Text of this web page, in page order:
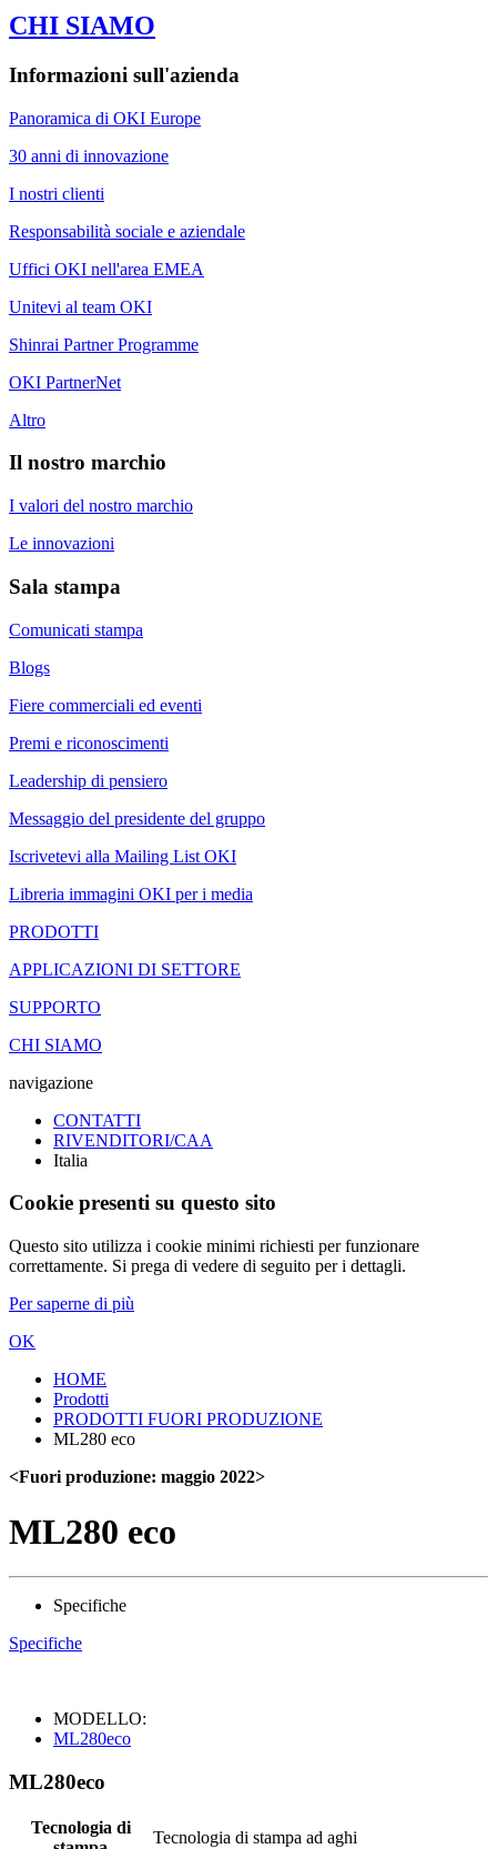
CHI SIAMO
Informazioni sull'azienda
Panoramica di OKI Europe
30 anni di innovazione
I nostri clienti
Responsabilità sociale e aziendale
Uffici OKI nell'area EMEA
Unitevi al team OKI
Shinrai Partner Programme
OKI PartnerNet
Altro
Il nostro marchio
I valori del nostro marchio
Le innovazioni
Sala stampa
Comunicati stampa
Blogs
Fiere commerciali ed eventi
Premi e riconoscimenti
Leadership di pensiero
Messaggio del presidente del gruppo
Iscrivetevi alla Mailing List OKI
Libreria immagini OKI per i media
PRODOTTI
APPLICAZIONI DI SETTORE
SUPPORTO
CHI SIAMO
navigazione
CONTATTI
RIVENDITORI/CAA
Italia
Cookie presenti su questo sito
Questo sito utilizza i cookie minimi richiesti per funzionare
correttamente. Si prega di vedere di seguito per i dettagli.
Per saperne di più
OK
HOME
Prodotti
PRODOTTI FUORI PRODUZIONE
ML280 eco
<Fuori produzione: maggio 2022>
ML280 eco
Specifiche
Specifiche
MODELLO:
ML280eco
ML280eco
Tecnologia di
Tecnologia di stampa ad aghi